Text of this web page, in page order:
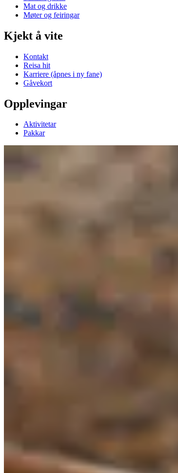
Mat og drikke
Møter og feiringar
Kjekt å vite
Kontakt
Reisa hit
Karriere (åpnes i ny fane)
Gåvekort
Opplevingar
Aktivitetar
Pakkar